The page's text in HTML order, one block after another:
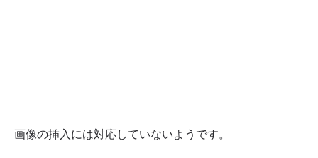
画像の挿入には対応していないようです。